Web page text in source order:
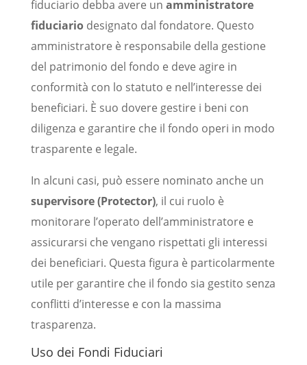
fiduciario debba avere un amministratore
fiduciariodesignato dal fondatore. Questo
amministratore è responsabile della gestione
del patrimonio del fondo e deve agire in
conformità con lo statuto e nell’interesse dei
beneficiari. È suo dovere gestire i beni con
diligenza e garantire che il fondo operi in modo
trasparente e legale.
In alcuni casi, può essere nominato anche un
supervisore (Protector), il cui ruolo è
monitorare l’operato dell’amministratore e
assicurarsi che vengano rispettati gli interessi
dei beneficiari. Questa figura è particolarmente
utile per garantire che il fondo sia gestito senza
conflitti d’interesse e con la massima
trasparenza.
Uso dei Fondi Fiduciari